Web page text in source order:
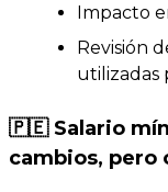
Impacto
Revisión
utilizadas
🇵🇪 Salario
cambios, pero